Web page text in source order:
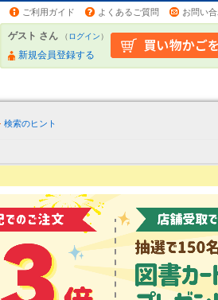
ご利用ガイド よくあるご質問 お問い
ゲスト さん （ログイン）
新規会員登録する
検索のヒント